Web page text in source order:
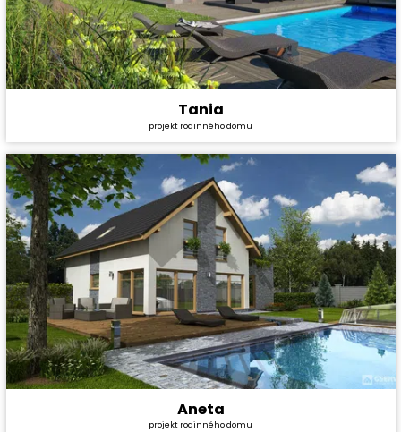
Dispozice:
5+1
Užitná plocha:
180,34 m²
Tania
projekt rodinného domu
Aneta
projekt rodinného domu